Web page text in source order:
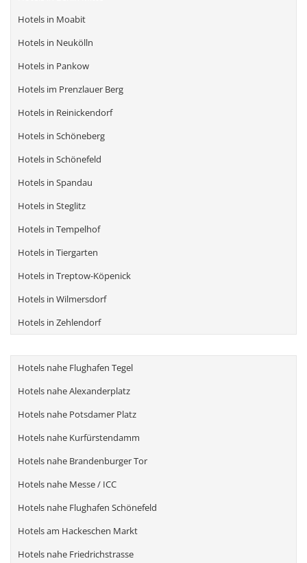
Hotels in Moabit
Hotels in Neukölln
Hotels in Pankow
Hotels im Prenzlauer Berg
Hotels in Reinickendorf
Hotels in Schöneberg
Hotels in Schönefeld
Hotels in Spandau
Hotels in Steglitz
Hotels in Tempelhof
Hotels in Tiergarten
Hotels in Treptow-Köpenick
Hotels in Wilmersdorf
Hotels in Zehlendorf
Hotels nahe Flughafen Tegel
Hotels nahe Alexanderplatz
Hotels nahe Potsdamer Platz
Hotels nahe Kurfürstendamm
Hotels nahe Brandenburger Tor
Hotels nahe Messe / ICC
Hotels nahe Flughafen Schönefeld
Hotels am Hackeschen Markt
Hotels nahe Friedrichstrasse